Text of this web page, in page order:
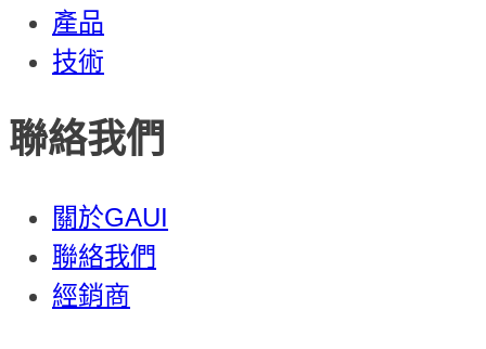
產品
技術
聯絡我們
關於GAUI
聯絡我們
經銷商